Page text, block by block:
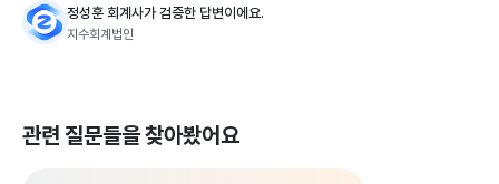
정성훈 회계사가 검증한 답변이에요.
지수회계법인
관련 질문들을 찾아봤어요